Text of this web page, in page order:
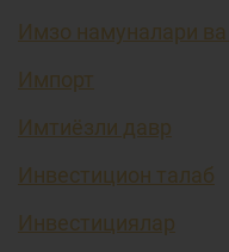
Имзо намуналари
Импорт
Имтиёзли давр
Инвестицион талаб
Инвестициялар